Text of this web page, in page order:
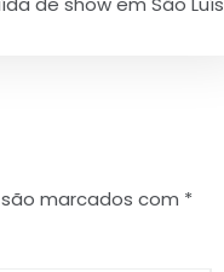
marcados com *